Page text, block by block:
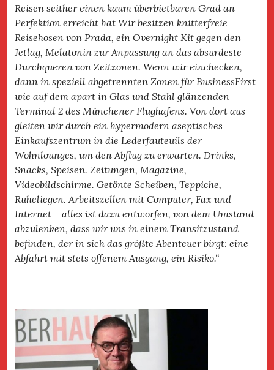
Reisen seither einen kaum überbietbaren Grad an
Perfektion erreicht hat Wir besitzen knitterfreie
Reisehosen von Prada, ein Overnight Kit gegen den
Jetlag, Melatonin zur Anpassung an das absurdeste
Durchqueren von Zeitzonen. Wenn wir einchecken,
dann in speziell abgetrennten Zonen für BusinessFirst
wie auf dem apart in Glas und Stahl glänzenden
Terminal 2 des Münchener Flughafens. Von dort aus
gleiten wir durch ein hypermodern aseptisches
Einkaufszentrum in die Lederfauteuils der
Wohnlounges, um den Abflug zu erwarten. Drinks,
Snacks, Speisen. Zeitungen, Magazine,
Videobildschirme. Getönte Scheiben, Teppiche,
Ruheliegen. Arbeitszellen mit Computer, Fax und
Internet – alles ist dazu entworfen, von dem Umstand
abzulenken, dass wir uns in einem Transitzustand
befinden, der in sich das größte Abenteuer birgt: eine
Abfahrt mit stets offenem Ausgang, ein Risiko.“